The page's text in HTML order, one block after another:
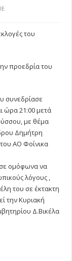
του
προεδρία του
συνεδρίασε
ώρα 21:00 μετά
με θέμα
Δημήτρη
ΑΟ Φοίνικα
ομόφωνα να
λόγους ,
του σε έκτακτη
την Κυριακή
Δ.Βικέλα